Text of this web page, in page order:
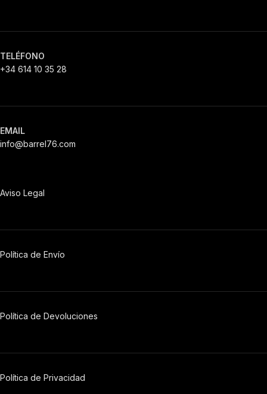
TELÉFONO
+34 614 10 35 28
EMAIL
info@barrel76.com
Aviso Legal
Política de Envío
Política de Devoluciones
Política de Privacidad